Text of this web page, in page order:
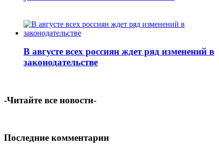
В августе всех россиян ждет ряд изменений в
законодательстве
-Читайте все новости-
Последние комментарии